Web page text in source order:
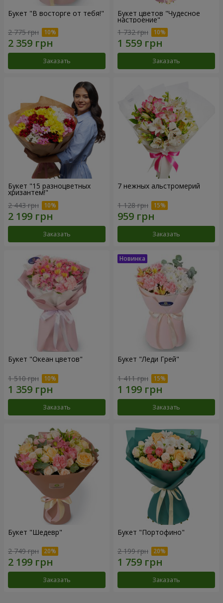
Букет "В восторге от тебя!"
2 775 грн
Заказать
Букет цветов "Чудесное
настроение"
1 732 грн
Заказать
Букет "15 разноцветных
хризантем!"
2 443 грн
Заказать
7 нежных альстромерий
1 128 грн
Заказать
Букет "Океан цветов"
1 510 грн
Заказать
Букет "Леди Грей"
1 411 грн
Заказать
Букет "Шедевр"
2 749 грн
Заказать
Букет "Портофино"
2 199 грн
Заказать